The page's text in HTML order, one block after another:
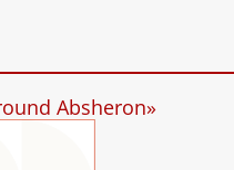
Absheron»